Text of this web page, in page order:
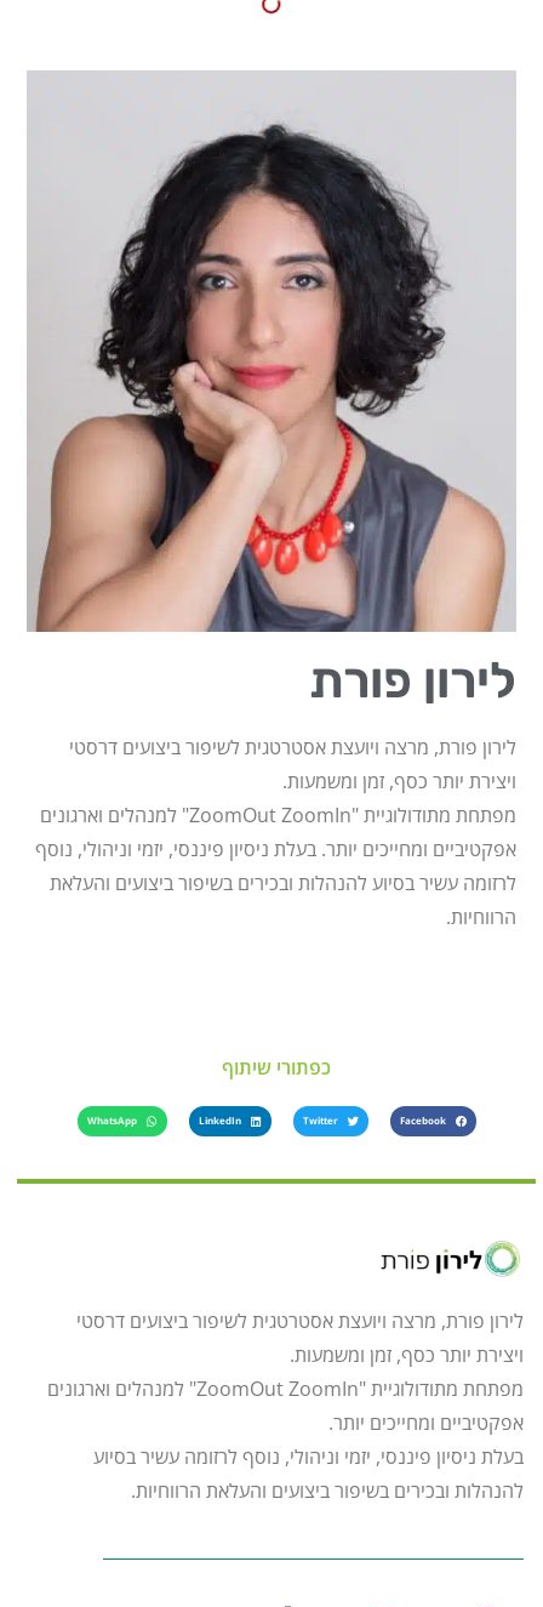
לירון פורת
לירון פורת, מרצה ויועצת אסטרטגית לשיפור ביצועים דרסטי
ויצירת יותר כסף, זמן ומשמעות.
מפתחת מתודולוגיית "ZoomOut ZoomIn" למנהלים וארגונים
אפקטיביים ומחייכים יותר. בעלת ניסיון פיננסי, יזמי וניהולי, נוסף
לרזומה עשיר בסיוע להנהלות ובכירים בשיפור ביצועים והעלאת
הרווחיות.
כפתורי שיתוף
Facebook
Twitter
LinkedIn
WhatsApp
לירון פורת, מרצה ויועצת אסטרטגית לשיפור ביצועים דרסטי
ויצירת יותר כסף, זמן ומשמעות.
מפתחת מתודולוגיית "ZoomOut ZoomIn" למנהלים וארגונים
אפקטיביים ומחייכים יותר.
בעלת ניסיון פיננסי, יזמי וניהולי, נוסף לרזומה עשיר בסיוע
להנהלות ובכירים בשיפור ביצועים והעלאת הרווחיות.